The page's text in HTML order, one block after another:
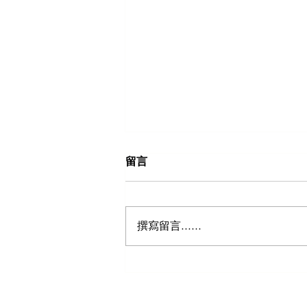
留言
撰寫留言......